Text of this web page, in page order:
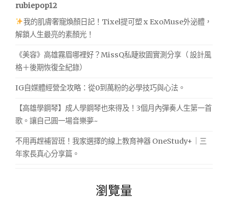
rubiepop12
我的肌膚奢寵煥顏日記！Tixel提可塑 x ExoMuse外泌體，
解鎖人生最亮的素顏光！
《美容》高雄霧眉哪裡好？MissQ私睫妝園實測分享（ 設計風
格＋後期恢復全紀錄）
IG自媒體經營全攻略：從0到萬粉的必學技巧與心法。
【高雄學鋼琴】成人學鋼琴也來得及！3個月內彈奏人生第一首
歌。讓自己圓一場音樂夢~
不用再趕補習班！我家選擇的線上教育神器 OneStudy+｜三
年家長真心分享篇。
瀏覽量